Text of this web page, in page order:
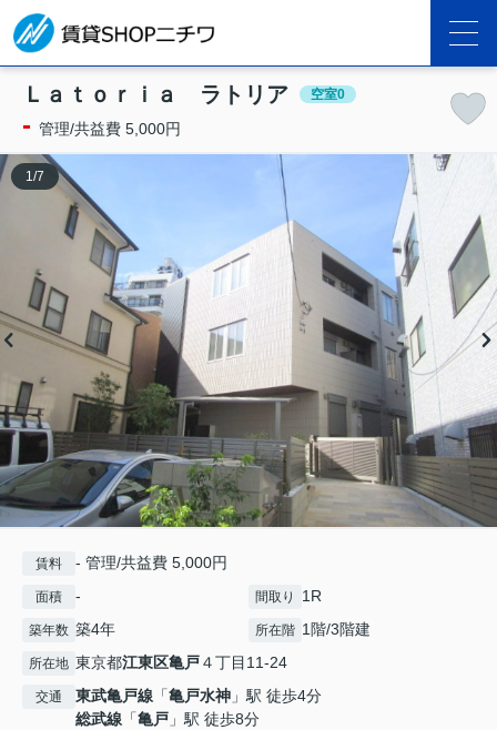
Ｌａｔｏｒｉａ ラトリア 空室0
- 管理/共益費 5,000円
1 /7
賃料 - 管理/共益費 5,000円
面積 - 間取り 1R
築年数 築4年 所在階 1階/3階建
所在地 東京都江東区亀戸４丁目11-24
交通 東武亀戸線 「亀戸水神 」駅 徒歩4分
総武線 「亀戸 」駅 徒歩8分